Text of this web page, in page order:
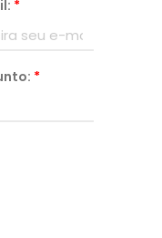
*
*